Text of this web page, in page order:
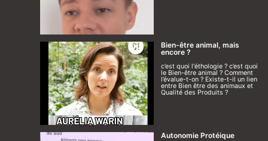
Bien-être animal, mais
encore ?
c’est quoi l'éthologie ? c’est quoi
le Bien-être animal ? Comment
l’évalue-t-on ? Existe-t-il un lien
entre Bien être des animaux et
Qualité des Produits ?
Autonomie Protéique